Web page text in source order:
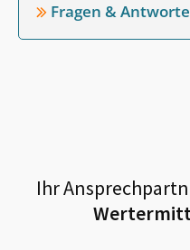
Fragen &
Ihr